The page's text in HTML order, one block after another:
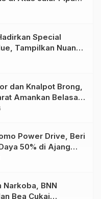
Bersama
Special
Tampilkan Nuansa
Semakin Skena
dan Knalpot Brong,
Amankan Belasan
Power Drive, Beri
50% di Ajang
BNN
Bea Cukai